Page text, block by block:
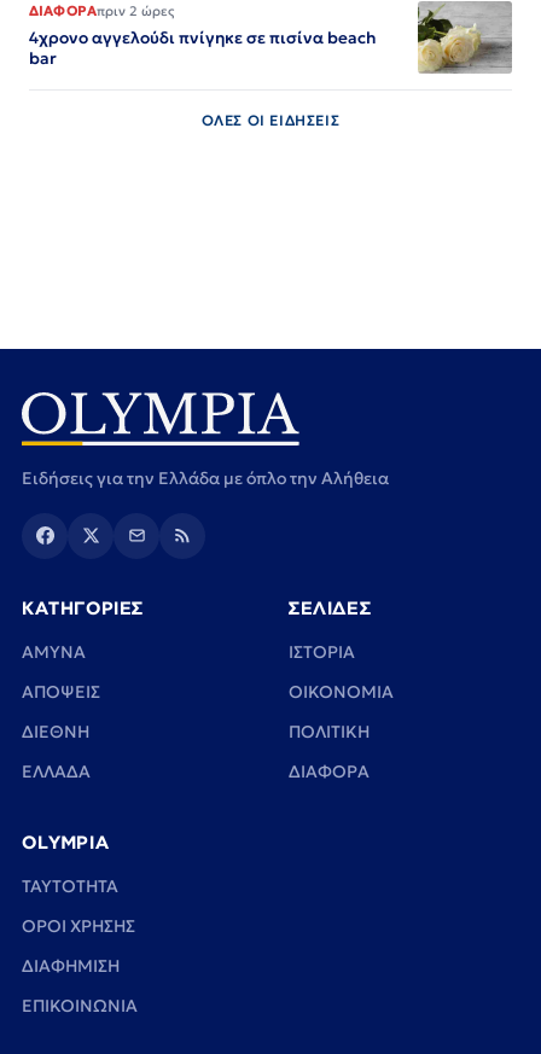
ΔΙΑΦΟΡΑπριν 2 ώρες
4χρονο αγγελούδι πνίγηκε σε πισίνα beach
bar
ΟΛΕΣ ΟΙ ΕΙΔΗΣΕΙΣ
Ειδήσεις για την Ελλάδα με όπλο την Αλήθεια
ΚΑΤΗΓΟΡΙΕΣ
ΑΜΥΝΑ
ΑΠΟΨΕΙΣ
ΔΙΕΘΝΗ
ΕΛΛΑΔΑ
ΣΕΛΙΔΕΣ
ΙΣΤΟΡΙΑ
ΟΙΚΟΝΟΜΙΑ
ΠΟΛΙΤΙΚΗ
ΔΙΑΦΟΡΑ
OLYMPIA
TAYTOTHTA
ΟΡΟΙ ΧΡΗΣΗΣ
ΔΙΑΦΗΜΙΣΗ
ΕΠΙΚΟΙΝΩΝΙΑ